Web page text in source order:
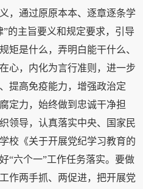
，通过原原本本、逐章逐条学
”的主旨要义和规定要求，引导
矩是什么，弄明白能干什么、
心，内化为言行准则，进一步
提高免疫能力，增强政治定
定力，始终做到忠诚干净担
领导，认真落实中央、国家民
校《关于开展党纪学习教育的
“六个一”工作任务落实。要做
作两手抓、两促进，把开展党